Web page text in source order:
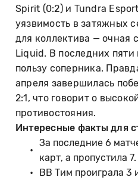
Spirit (0:2) и Tundra
уязвимость в затяжных
для коллектива — очная
Liquid. В последних пяти
пользу соперника.
апреля завершилась
2:1, что говорит о
противостояния.
Интересные факты для
За последние 6
карт, а пропустила 7.
BB Тим проиграла 3